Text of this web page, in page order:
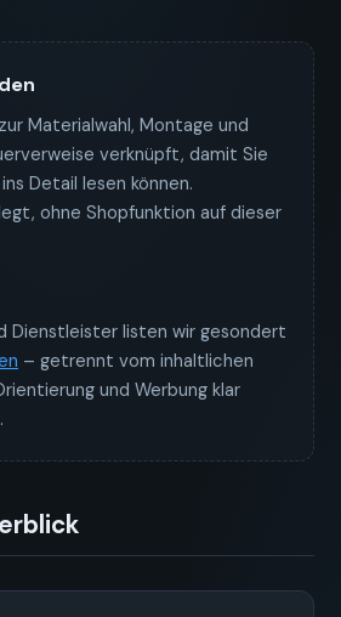
Materialwahl, Montage und
verknüpft, damit Sie
Detail lesen können.
ohne Shopfunktion auf dieser
Dienstleister listen wir gesondert
– getrennt vom inhaltlichen
und Werbung klar